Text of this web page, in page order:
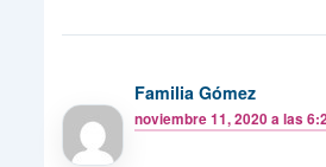
Familia Gómez
noviembre 11, 2020 a las